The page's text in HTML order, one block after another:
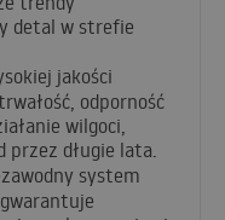
detal w strefie
jakości
odporność
wilgoci,
długie lata.
system